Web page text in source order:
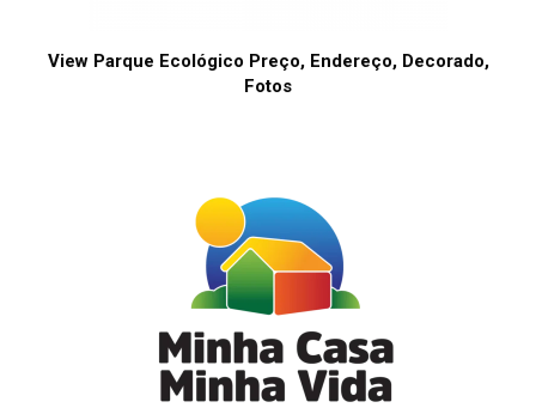
View Parque Ecológico Preço, Endereço, Decorado,
Fotos